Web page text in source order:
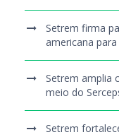
Setrem firma
americana
Setrem amplia
meio do
Setrem